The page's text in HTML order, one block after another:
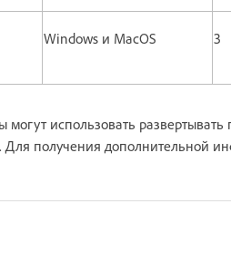
Windows и MacOS 3
использовать
получения дополнительной